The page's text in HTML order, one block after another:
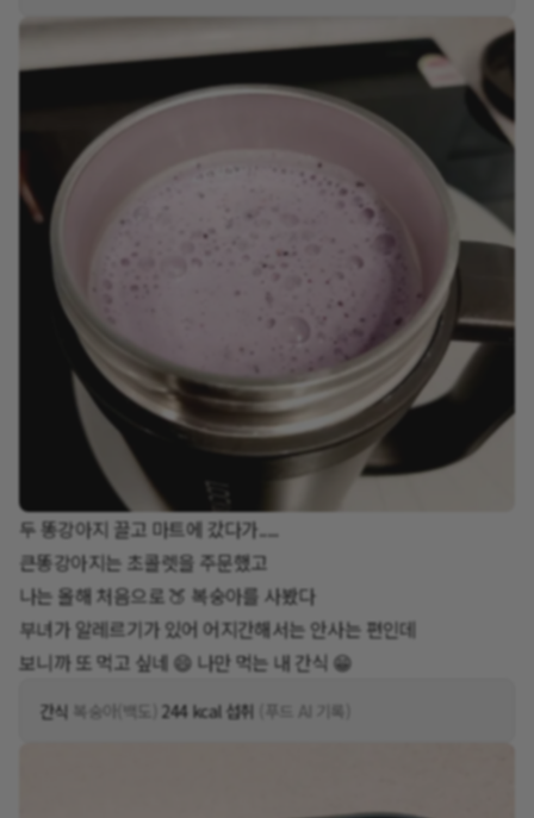
두 똥강아지 끌고 마트에 갔다가.....
큰똥강아지는 초콜렛을 주문했고
나는 올해 처음으로 🍑 복숭아를 사봤다
부녀가 알레르기가 있어 어지간해서는 안사는 편인데
보니까 또 먹고 싶네 😄 나만 먹는 내 간식 😁
간식 복숭아(백도) 244 kcal 섭취 (푸드 AI 기록)